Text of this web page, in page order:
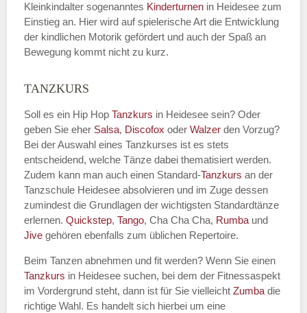
Kontakt E-Mail
Name des Tanzkurs*
Tanzart*
Kleinkindalter sogenanntes Kinderturnen in Heidesee zum
Einstieg an. Hier wird auf spielerische Art die Entwicklung
der kindlichen Motorik gefördert und auch der Spaß an
Bewegung kommt nicht zu kurz.
TANZKURS
Soll es ein Hip Hop Tanzkurs in Heidesee sein? Oder
geben Sie eher Salsa, Discofox oder Walzer den Vorzug?
Bei der Auswahl eines Tanzkurses ist es stets
entscheidend, welche Tänze dabei thematisiert werden.
Zudem kann man auch einen Standard-Tanzkurs an der
Tanzschule Heidesee absolvieren und im Zuge dessen
zumindest die Grundlagen der wichtigsten Standardtänze
erlernen. Quickstep, Tango, Cha Cha Cha, Rumba und
Jive gehören ebenfalls zum üblichen Repertoire.
Beim Tanzen abnehmen und fit werden? Wenn Sie einen
Tanzkurs in Heidesee suchen, bei dem der Fitnessaspekt
im Vordergrund steht, dann ist für Sie vielleicht Zumba die
richtige Wahl. Es handelt sich hierbei um eine